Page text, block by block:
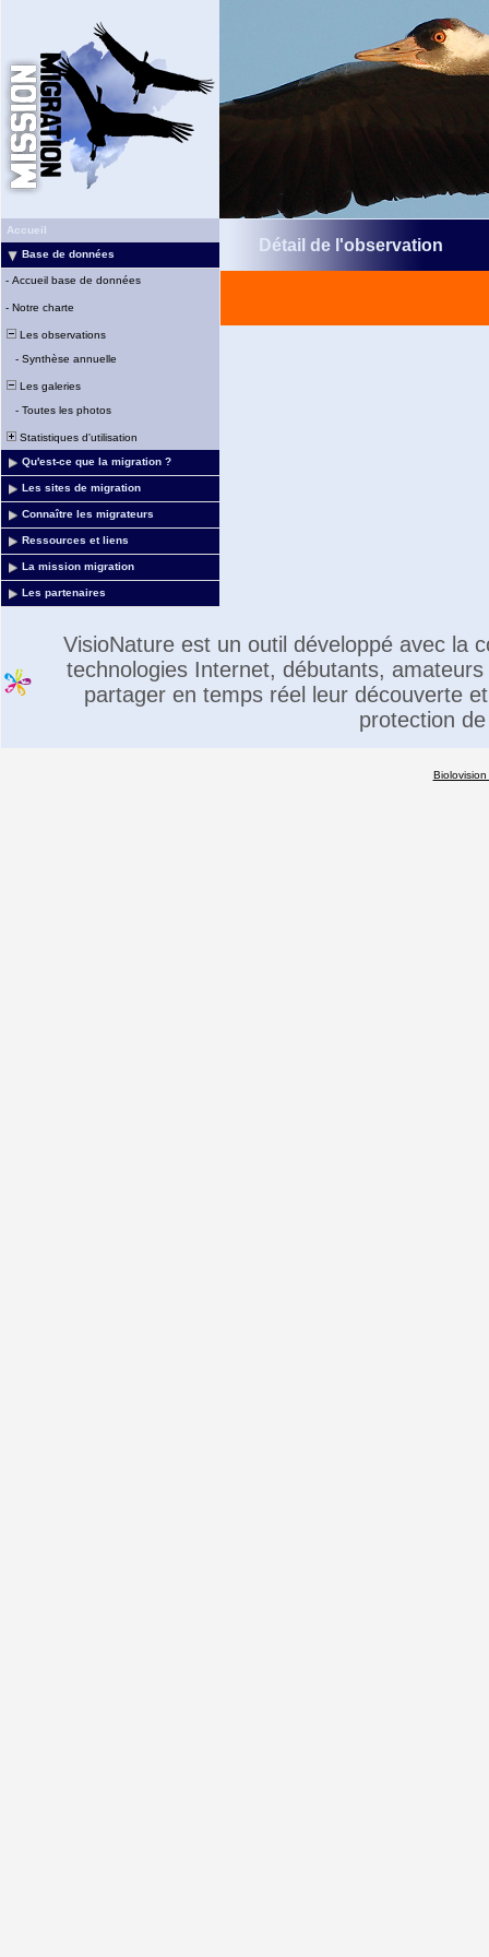
Accueil
Base de données
- Accueil base de données
- Notre charte
Les observations
- Synthèse annuelle
Les galeries
- Toutes les photos
Statistiques d'utilisation
Qu'est-ce que la migration ?
Les sites de migration
Connaître les migrateurs
Ressources et liens
La mission migration
Les partenaires
Détail de l'observation
VisioNature est un outil développé avec la
technologies Internet, débutants,
partager en temps réel leur découverte
protection
Biolovision